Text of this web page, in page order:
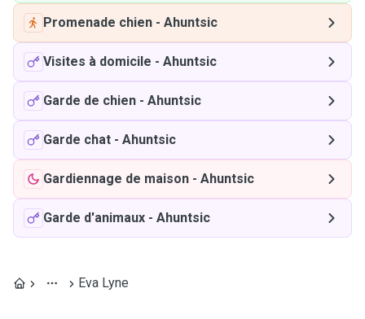
Promenade chien - Ahuntsic
Visites à domicile - Ahuntsic
Garde de chien - Ahuntsic
Garde chat - Ahuntsic
Gardiennage de maison - Ahuntsic
Garde d'animaux - Ahuntsic
Eva Lyne